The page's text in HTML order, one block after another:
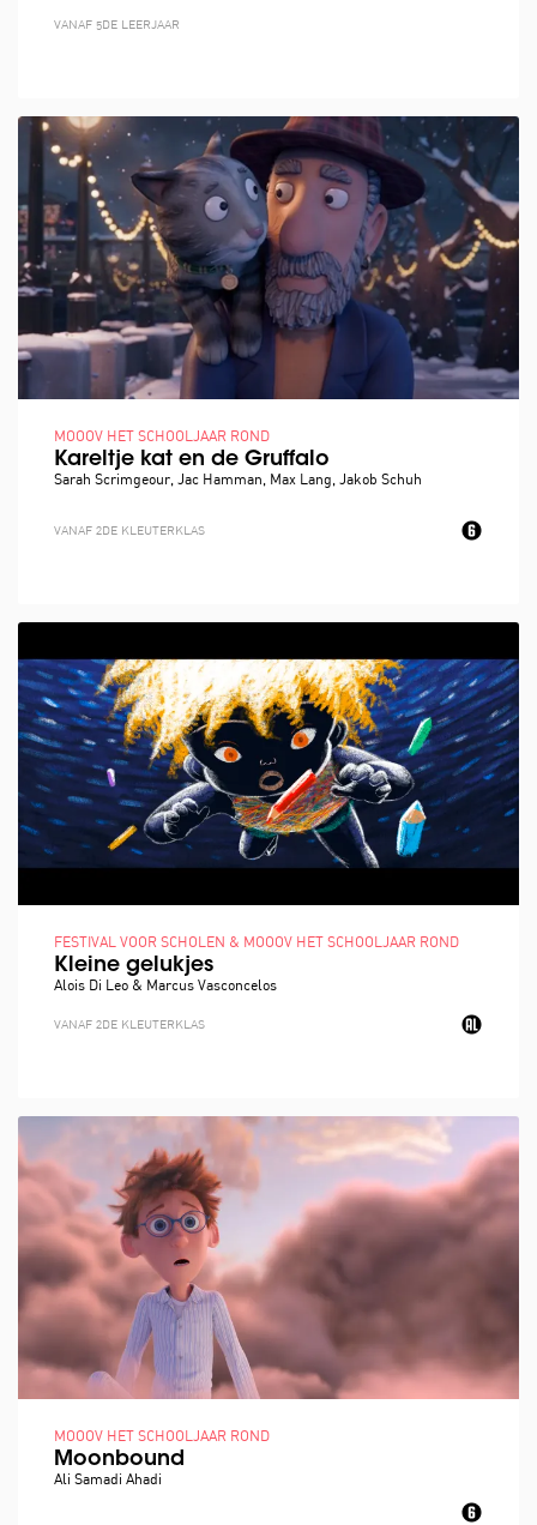
VANAF 5DE LEERJAAR
Kareltje kat en de Gruffalo
Sarah Scrimgeour, Jac Hamman, Max Lang, Jakob Schuh
MOOOV HET SCHOOLJAAR ROND
VANAF 2DE KLEUTERKLAS
Kleine gelukjes
Alois Di Leo & Marcus Vasconcelos
FESTIVAL VOOR SCHOLEN & MOOOV HET SCHOOLJAAR ROND
VANAF 2DE KLEUTERKLAS
Moonbound
Ali Samadi Ahadi
MOOOV HET SCHOOLJAAR ROND